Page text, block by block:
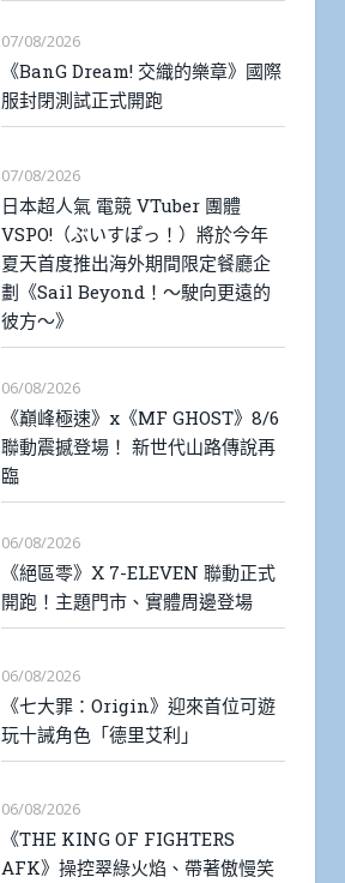
07/08/2026
《BanG Dream! 交織的樂章》國際
服封閉測試正式開跑
07/08/2026
日本超人氣 電競 VTuber 團體
VSPO!（ぶいすぽっ！）將於今年
夏天首度推出海外期間限定餐廳企
劃《Sail Beyond！～駛向更遠的
彼方～》
06/08/2026
《巔峰極速》x《MF GHOST》8/6
聯動震撼登場！ 新世代山路傳說再
臨
06/08/2026
《絕區零》X 7-ELEVEN 聯動正式
開跑！主題門市、實體周邊登場
06/08/2026
《七大罪：Origin》迎來首位可遊
玩十誡角色「德里艾利」
06/08/2026
《THE KING OF FIGHTERS
AFK》操控翠綠火焰、帶著傲慢笑